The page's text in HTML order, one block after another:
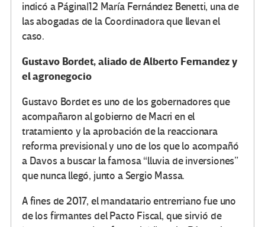
indicó a Página|12 María Fernández Benetti, una de
las abogadas de la Coordinadora que llevan el
caso.
Gustavo Bordet, aliado de Alberto Fernandez y
el agronegocio
Gustavo Bordet es uno de los gobernadores que
acompañaron al gobierno de Macri en el
tratamiento y la aprobación de la reaccionara
reforma previsional y uno de los que lo acompañó
a Davos a buscar la famosa “lluvia de inversiones”
que nunca llegó, junto a Sergio Massa.
A fines de 2017, el mandatario entrerriano fue uno
de los firmantes del Pacto Fiscal, que sirvió de